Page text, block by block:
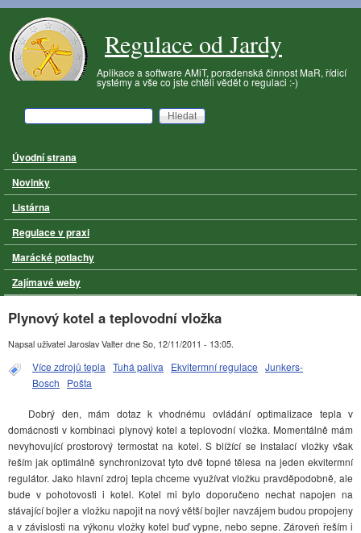
Regulace od Jardy
Aplikace a software AMiT, poradenská činnost MaR, řídicí
systémy a vše co jste chtěli vědět o regulaci :-)
Vyhledávání
Hledat
Hlavní menu
Úvodní strana
Novinky
Listárna
Regulace v praxi
Marácké potlachy
Zajímavé weby
Plynový kotel a teplovodní vložka
Napsal uživatel Jaroslav Valter dne So, 12/11/2011 - 13:05.
Více zdrojů tepla Tuhá paliva Ekvitermní regulace Junkers-
Bosch
Pošta
Dobrý den, mám dotaz k vhodnému ovládání optimalizace tepla v
domácnosti v kombinaci plynový kotel a teplovodní vložka. Momentálně mám
nevyhovující prostorový termostat na kotel. S blížící se instalací vložky však
řeším jak optimálně synchronizovat tyto dvě topné tělesa na jeden ekvitermní
regulátor. Jako hlavní zdroj tepla chceme využívat vložku pravděpodobně, ale
bude v pohotovosti i kotel. Kotel mi bylo doporučeno nechat napojen na
stávající bojler a vložku napojit na nový větší bojler navzájem budou propojeny
a v závislosti na výkonu vložky kotel buď vypne, nebo sepne. Zároveň řeším i